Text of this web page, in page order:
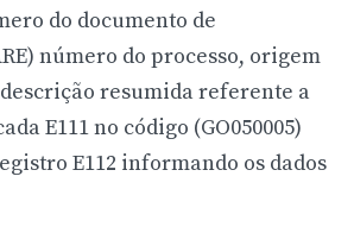
do documento de
número do processo, origem
descrição resumida referente a
E111 no código (GO050005)
E112 informando os dados